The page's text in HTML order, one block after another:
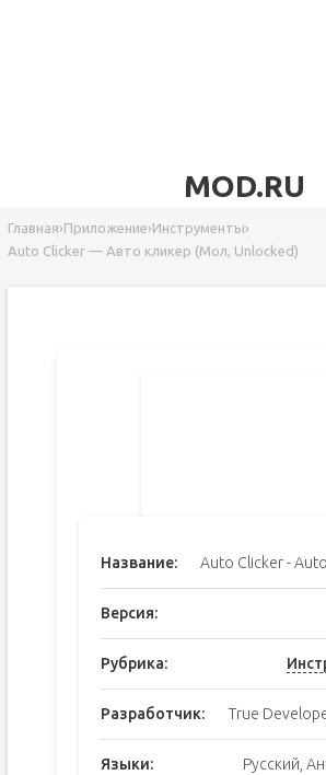
MOD.RU
Главная›Приложение›Инструменты›
Auto Clicker — Авто кликер (Мол, Unlocked)
Название: Auto Clicker -
Версия:
Рубрика:
Разработчик: True
Языки: Русский,